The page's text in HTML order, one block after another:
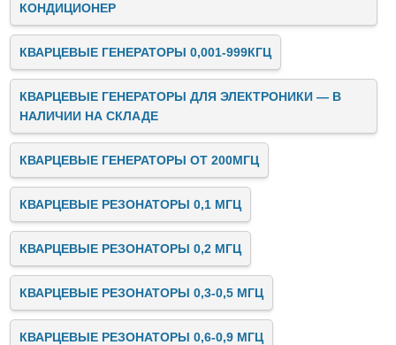
КОНДИЦИОНЕР
КВАРЦЕВЫЕ ГЕНЕРАТОРЫ 0,001-999КГЦ
КВАРЦЕВЫЕ ГЕНЕРАТОРЫ ДЛЯ ЭЛЕКТРОНИКИ — В
НАЛИЧИИ НА СКЛАДЕ
КВАРЦЕВЫЕ ГЕНЕРАТОРЫ ОТ 200МГЦ
КВАРЦЕВЫЕ РЕЗОНАТОРЫ 0,1 МГЦ
КВАРЦЕВЫЕ РЕЗОНАТОРЫ 0,2 МГЦ
КВАРЦЕВЫЕ РЕЗОНАТОРЫ 0,3-0,5 МГЦ
КВАРЦЕВЫЕ РЕЗОНАТОРЫ 0,6-0,9 МГЦ